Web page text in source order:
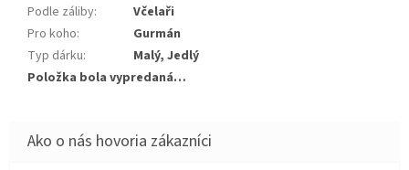
Podle záliby:
Včelaři
Pro koho:
Gurmán
Typ dárku:
Malý, Jedlý
Položka bola vypredaná…